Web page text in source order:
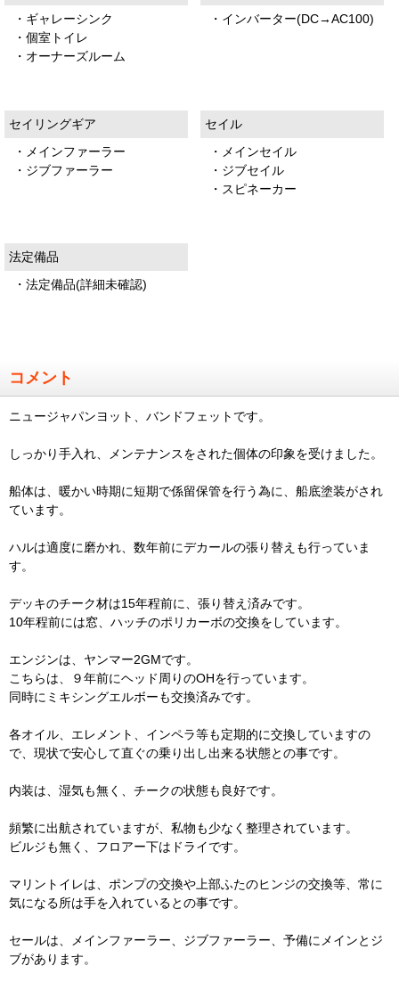
・ギャレーシンク
・個室トイレ
・オーナーズルーム
・インバーター(DC→AC100)
セイリングギア
・メインファーラー
・ジブファーラー
セイル
・メインセイル
・ジブセイル
・スピネーカー
法定備品
・法定備品(詳細未確認)
コメント
ニュージャパンヨット、バンドフェットです。
しっかり手入れ、メンテナンスをされた個体の印象を受けました。
船体は、暖かい時期に短期で係留保管を行う為に、船底塗装がされ
ています。
ハルは適度に磨かれ、数年前にデカールの張り替えも行っていま
す。
デッキのチーク材は15年程前に、張り替え済みです。
10年程前には窓、ハッチのポリカーボの交換をしています。
エンジンは、ヤンマー2GMです。
こちらは、９年前にヘッド周りのOHを行っています。
同時にミキシングエルボーも交換済みです。
各オイル、エレメント、インペラ等も定期的に交換していますの
で、現状で安心して直ぐの乗り出し出来る状態との事です。
内装は、湿気も無く、チークの状態も良好です。
頻繁に出航されていますが、私物も少なく整理されています。
ビルジも無く、フロアー下はドライです。
マリントイレは、ポンプの交換や上部ふたのヒンジの交換等、常に
気になる所は手を入れているとの事です。
セールは、メインファーラー、ジブファーラー、予備にメインとジ
ブがあります。